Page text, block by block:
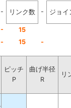
- リンク数 - ジョイ
-
15
- 15 -
ピッチ
P
曲げ半径
R
リ